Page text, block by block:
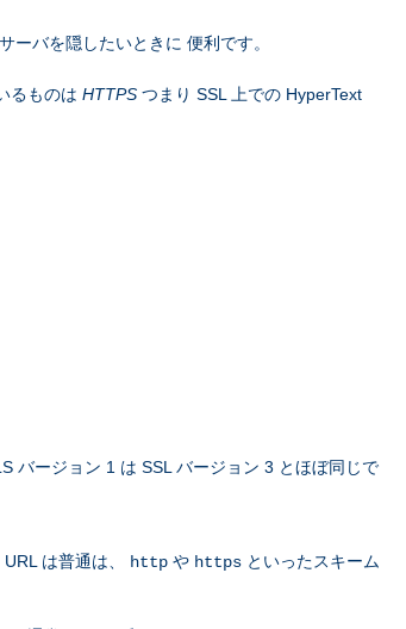
バを隠したいときに 便利です。
るものは HTTPS つまり SSL 上での HyperText
バージョン 1 は SSL バージョン 3 とほぼ同じで
は普通は、 http や https といったスキーム